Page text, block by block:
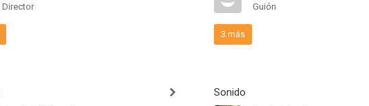
Director Guión
3 más
Sonido